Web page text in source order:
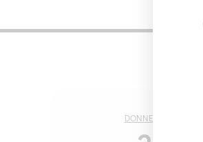
DONNERSTAG